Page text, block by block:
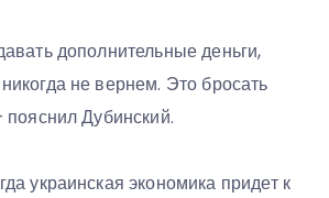
дополнительные деньги,
не вернем. Это бросать
пояснил Дубинский.
украинская экономика придет к